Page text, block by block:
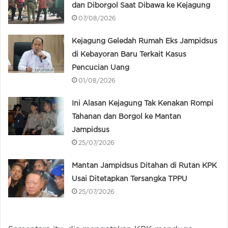
dan Diborgol Saat Dibawa ke Kejagung
07/08/2026
Kejagung Geledah Rumah Eks Jampidsus
di Kebayoran Baru Terkait Kasus
Pencucian Uang
01/08/2026
Ini Alasan Kejagung Tak Kenakan Rompi
Tahanan dan Borgol ke Mantan
Jampidsus
25/07/2026
Mantan Jampidsus Ditahan di Rutan KPK
Usai Ditetapkan Tersangka TPPU
25/07/2026